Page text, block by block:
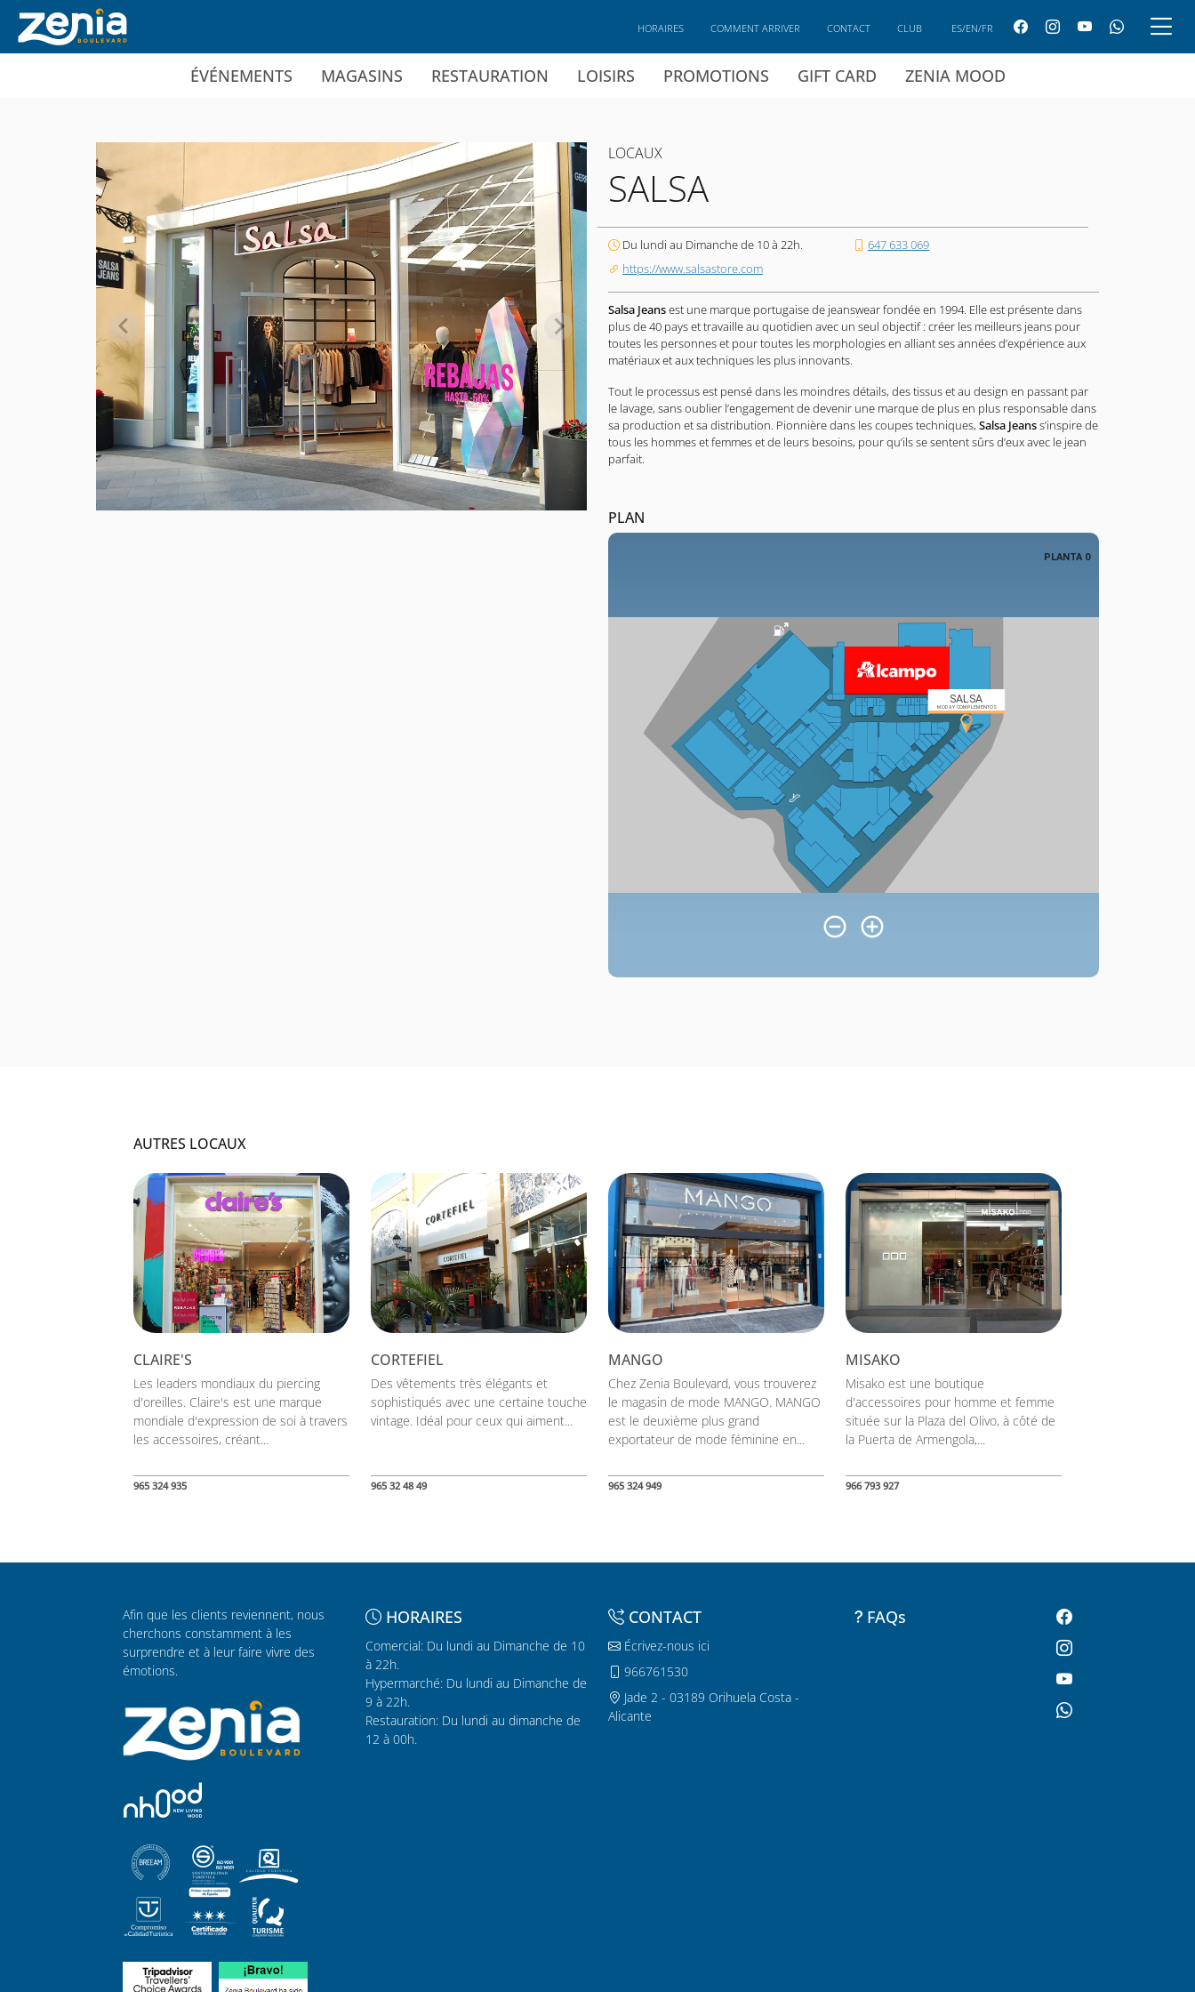
Ir al contenido principal
ÉVÉNEMENTS MAGASINS RESTAURATION LOISIRS PROMOTIONS GIFT CARD ZENIA MOOD
HORAIRES COMMENT ARRIVER CONTACT CLUB ES/EN/FR
LOCAUX
SALSA
Du lundi au Dimanche de 10 à 22h.
647 633 069
https://www.salsastore.com
Salsa Jeansest une marque portugaise de jeanswear fondée en 1994. Elle est présente dans
plus de 40 pays et travaille au quotidien avec un seul objectif : créer les meilleurs jeans pour
toutes les personnes et pour toutes les morphologies en alliant ses années d’expérience aux
matériaux et aux techniques les plus innovants.
Tout le processus est pensé dans les moindres détails, des tissus et au design en passant par
le lavage, sans oublier l’engagement de devenir une marque de plus en plus responsable dans
sa production et sa distribution. Pionnière dans les coupes techniques, Salsa Jeanss’inspire de
tous les hommes et femmes et de leurs besoins, pour qu’ils se sentent sûrs d’eux avec le jean
parfait.
PLAN
AUTRES LOCAUX
CLAIRE'S
Les leaders mondiaux du piercing
d'oreilles. Claire's est une marque
mondiale d'expression de soi à travers
les accessoires, créant...
965 324 935
CORTEFIEL
Des vêtements très élégants et
sophistiqués avec une certaine touche
vintage. Idéal pour ceux qui aiment...
965 32 48 49
MANGO
Chez Zenia Boulevard, vous trouverez
le magasin de mode MANGO. MANGO
est le deuxième plus grand
exportateur de mode féminine en...
965 324 949
MISAKO
Misako est une boutique
d'accessoires pour homme et femme
située sur la Plaza del Olivo, à côté de
la Puerta de Armengola,...
966 793 927
Afin que les clients reviennent, nous
cherchons constamment à les
surprendre et à leur faire vivre des
émotions.
HORAIRES
Comercial: Du lundi au Dimanche de 10
à 22h.
Hypermarché: Du lundi au Dimanche de
9 à 22h.
Restauration: Du lundi au dimanche de
12 à 00h.
CONTACT
Écrivez-nous ici
966761530
Jade 2 - 03189 Orihuela Costa -
Alicante
FAQs